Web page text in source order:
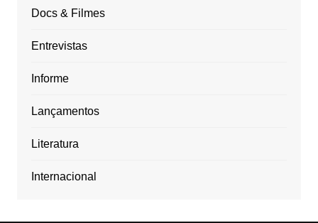
Docs & Filmes
Entrevistas
Informe
Lançamentos
Literatura
Internacional